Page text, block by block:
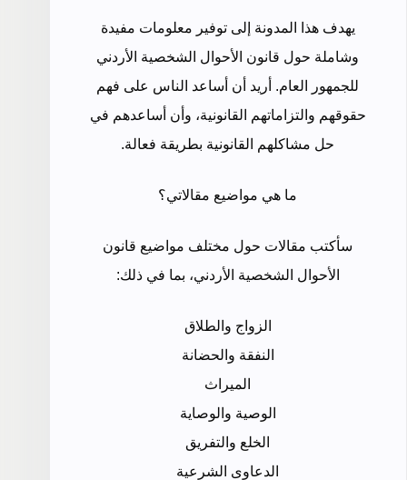
يهدف هذا المدونة إلى توفير معلومات مفيدة
وشاملة حول قانون الأحوال الشخصية الأردني
للجمهور العام. أريد أن أساعد الناس على فهم
حقوقهم والتزاماتهم القانونية، وأن أساعدهم في
حل مشاكلهم القانونية بطريقة فعالة.
ما هي مواضيع مقالاتي؟
سأكتب مقالات حول مختلف مواضيع قانون
الأحوال الشخصية الأردني، بما في ذلك:
الزواج والطلاق
النفقة والحضانة
الميراث
الوصية والوصاية
الخلع والتفريق
الدعاوى الشرعية